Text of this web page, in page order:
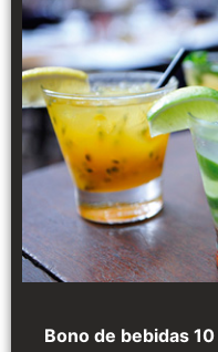
Bono de bebidas 10